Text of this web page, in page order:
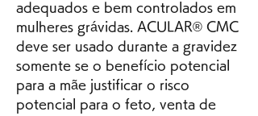
adequados e bem controlados em
mulheres grávidas. ACULAR® CMC
deve ser usado durante a gravidez
somente se o benefício potencial
para a mãe justificar o risco
potencial para o feto, venta de